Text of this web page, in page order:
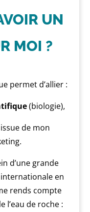
UN
MOI ?
permet d’allier :
(biologie),
de mon
d’une grande
en
rends compte
l’eau de roche :